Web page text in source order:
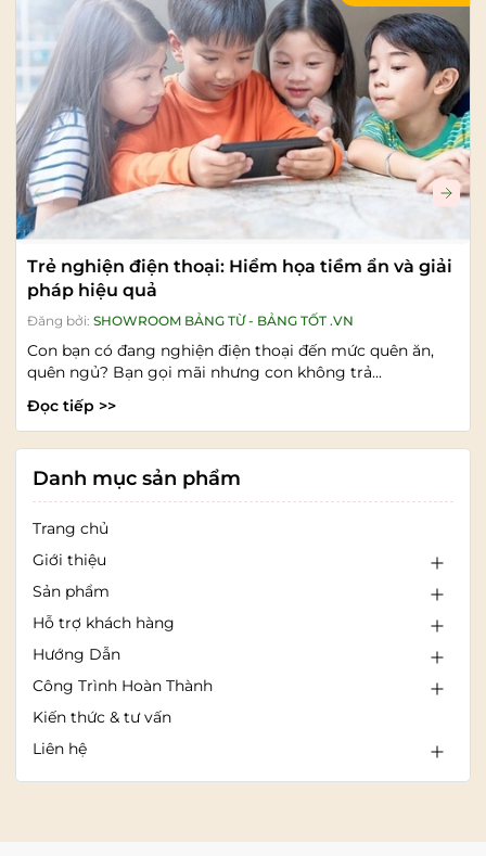
Trẻ nghiện điện thoại: Hiểm họa tiềm ẩn và giải
pháp hiệu quả
Đăng bởi: SHOWROOM BẢNG TỪ - BẢNG TỐT .VN
Con bạn có đang nghiện điện thoại đến mức quên ăn,
quên ngủ? Bạn gọi mãi nhưng con không trả...
Đọc tiếp >>
Danh mục sản phẩm
Trang chủ
Giới thiệu
Sản phẩm
Hỗ trợ khách hàng
Hướng Dẫn
Công Trình Hoàn Thành
Kiến thức & tư vấn
Liên hệ